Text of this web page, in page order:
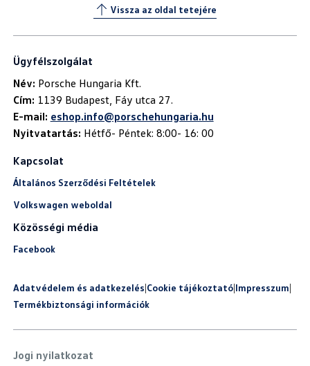
Vissza az oldal tetejére
Ügyfélszolgálat
Név:
Cím:
E-mail: eshop.info@porschehungaria.hu
Nyitvatartás: Hétfő- Péntek: 8:00- 16: 00
Kapcsolat
Általános Szerződési Feltételek
Volkswagen weboldal
Közösségi média
Facebook
Adatvédelem és adatkezelés|Cookie tájékoztató|Impresszum|
Termékbiztonsági információk
Jogi nyilatkozat